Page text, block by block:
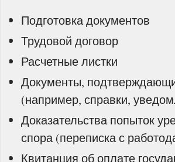
Подготовка документов
Трудовой договор
Расчетные листки
Документы,
(например, справки,
Доказательства попыток
спора (переписка с
Квитанция об оплате